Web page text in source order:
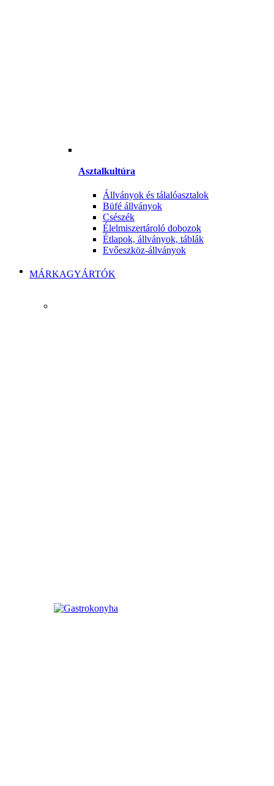
Asztalkultúra
Állványok és tálalóasztalok
Büfé állványok
Csészék
Élelmiszertároló dobozok
Étlapok, állványok, táblák
Evőeszköz-állványok
MÁRKAGYÁRTÓK